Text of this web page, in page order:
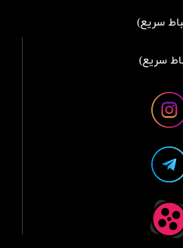
سریع)
سریع)